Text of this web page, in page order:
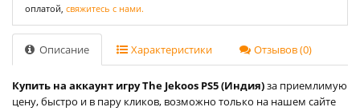
оплатой, свяжитесь с нами.
Описание Характеристики Отзывов (0)
Купить на аккаунт игру The Jekoos PS5 (Индия)за приемлимую
цену, быстро и в пару кликов, возможно только на нашем сайте